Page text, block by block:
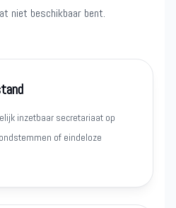
niet beschikbaar bent.
inzetbaar secretariaat op
of eindeloze